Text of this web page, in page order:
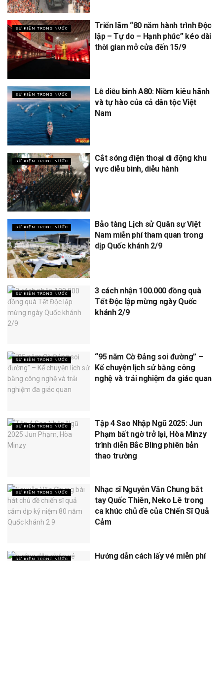
SỰ KIỆN TRONG NƯỚC
Triển lãm “80 năm hành trình Độc
lập – Tự do – Hạnh phúc” kéo dài
thời gian mở cửa đến 15/9
SỰ KIỆN TRONG NƯỚC
Lễ diễu binh A80: Niềm kiêu hãnh
và tự hào của cả dân tộc Việt
Nam
SỰ KIỆN TRONG NƯỚC
Cắt sóng điện thoại di động khu
vực diễu binh, diễu hành
SỰ KIỆN TRONG NƯỚC
Bảo tàng Lịch sử Quân sự Việt
Nam miễn phí tham quan trong
dịp Quốc khánh 2/9
SỰ KIỆN TRONG NƯỚC
3 cách nhận 100.000 đồng quà
Tết Độc lập mừng ngày Quốc
khánh 2/9
SỰ KIỆN TRONG NƯỚC
“95 năm Cờ Đảng soi đường” –
Kể chuyện lịch sử bằng công
nghệ và trải nghiệm đa giác quan
SỰ KIỆN TRONG NƯỚC
Tập 4 Sao Nhập Ngũ 2025: Jun
Phạm bất ngờ trở lại, Hòa Minzy
trình diễn Bắc Bling phiên bản
thao trường
SỰ KIỆN TRONG NƯỚC
Nhạc sĩ Nguyễn Văn Chung bắt
tay Quốc Thiên, Neko Lê trong
ca khúc chủ đề của Chiến Sĩ Quả
Cảm
SỰ KIỆN TRONG NƯỚC
Hướng dẫn cách lấy vé miễn phí